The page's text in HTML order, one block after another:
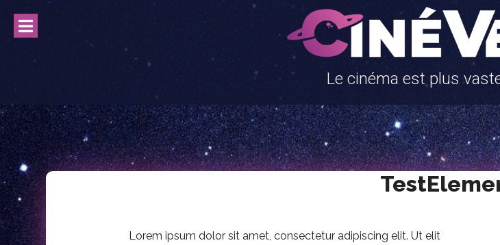
Le cinéma est plus
Lorem ipsum dolor sit amet, consectetur adipiscing elit. Ut elit